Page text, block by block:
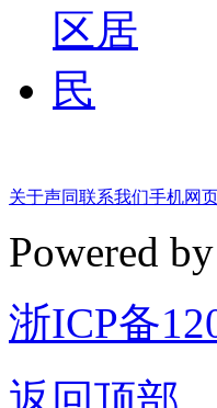
关于声同联系我们手机网
Powered by
浙ICP备